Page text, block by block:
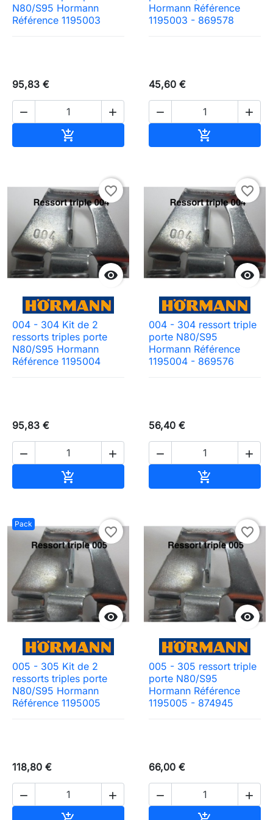
N80/S95 Hormann
Référence 1195003
95,83 €
 

Hormann Référence
1195003 - 869578
45,60 €
 


favorite_border
004 - 304 Kit de 2
ressorts triples porte
N80/S95 Hormann
Référence 1195004
95,83 €
 


favorite_border
004 - 304 ressort triple
porte N80/S95
Hormann Référence
1195004 - 869576
56,40 €
 

Pack

favorite_border
005 - 305 Kit de 2
ressorts triples porte
N80/S95 Hormann
Référence 1195005
118,80 €
 

favorite_border
005 - 305 ressort triple
porte N80/S95
Hormann Référence
1195005 - 874945
66,00 €
 